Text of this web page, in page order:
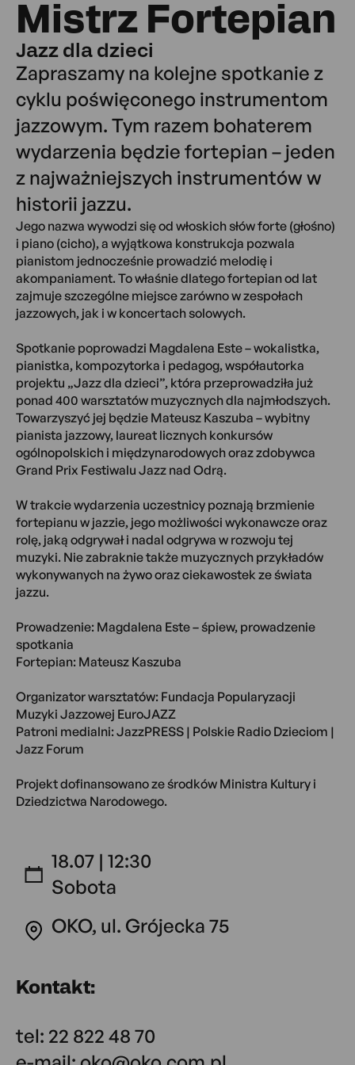
Mistrz Fortepian
Jazz dla dzieci
Zapraszamy na kolejne spotkanie z
cyklu poświęconego instrumentom
jazzowym. Tym razem bohaterem
wydarzenia będzie fortepian – jeden
z najważniejszych instrumentów w
historii jazzu.
Jego nazwa wywodzi się od włoskich słów forte (głośno)
i piano (cicho), a wyjątkowa konstrukcja pozwala
pianistom jednocześnie prowadzić melodię i
akompaniament. To właśnie dlatego fortepian od lat
zajmuje szczególne miejsce zarówno w zespołach
jazzowych, jak i w koncertach solowych.
Spotkanie poprowadzi Magdalena Este – wokalistka,
pianistka, kompozytorka i pedagog, współautorka
projektu „Jazz dla dzieci”, która przeprowadziła już
ponad 400 warsztatów muzycznych dla najmłodszych.
Towarzyszyć jej będzie Mateusz Kaszuba – wybitny
pianista jazzowy, laureat licznych konkursów
ogólnopolskich i międzynarodowych oraz zdobywca
Grand Prix Festiwalu Jazz nad Odrą.
W trakcie wydarzenia uczestnicy poznają brzmienie
fortepianu w jazzie, jego możliwości wykonawcze oraz
rolę, jaką odgrywał i nadal odgrywa w rozwoju tej
muzyki. Nie zabraknie także muzycznych przykładów
wykonywanych na żywo oraz ciekawostek ze świata
jazzu.
Prowadzenie: Magdalena Este – śpiew, prowadzenie
spotkania
Fortepian: Mateusz Kaszuba
Organizator warsztatów: Fundacja Popularyzacji
Muzyki Jazzowej EuroJAZZ
Patroni medialni: JazzPRESS | Polskie Radio Dzieciom |
Jazz Forum
Projekt dofinansowano ze środków Ministra Kultury i
Dziedzictwa Narodowego.
18.07 | 12:30
Sobota
OKO, ul. Grójecka 75
Kontakt:
tel: 22 822 48 70